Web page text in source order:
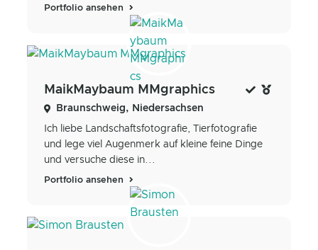
Portfolio ansehen
MaikMaybaum MMgraphics
Braunschweig, Niedersachsen
Ich liebe Landschaftsfotografie, Tierfotografie
und lege viel Augenmerk auf kleine feine Dinge
und versuche diese in...
Portfolio ansehen